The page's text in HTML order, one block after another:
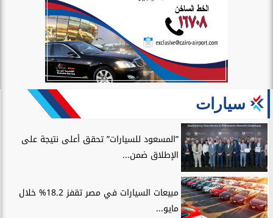
سيارات
”المسعود للسيارات” تحقق أعلى نتيجة على
الإطلاق ضمن...
مبيعات السيارات في مصر تقفز 18.2% خلال
مايو...